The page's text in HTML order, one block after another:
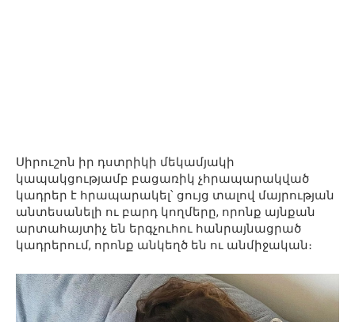
Սիրուշոն իր դստրիկի մեկամյակի
կապակցությամբ բացառիկ չհրապարակված
կադրեր է հրապարակել՝ ցույց տալով մայրության
անտեսանելի ու բարդ կողմերը, որոնք այնքան
արտահայտիչ են երգչուհու հանրայնացրած
կադրերում, որոնք անկեղծ են ու անմիջական։